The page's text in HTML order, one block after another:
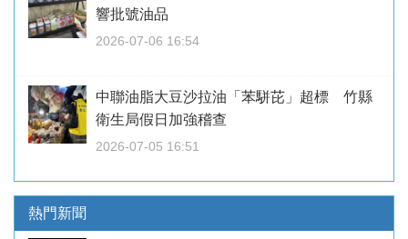
響批號油品
2026-07-06 16:54
中聯油脂大豆沙拉油「苯駢芘」超標 竹縣
衛生局假日加強稽查
2026-07-05 16:51
熱門新聞